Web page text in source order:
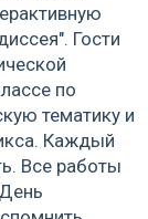
Гости
по
тематику и
Каждый
Все работы